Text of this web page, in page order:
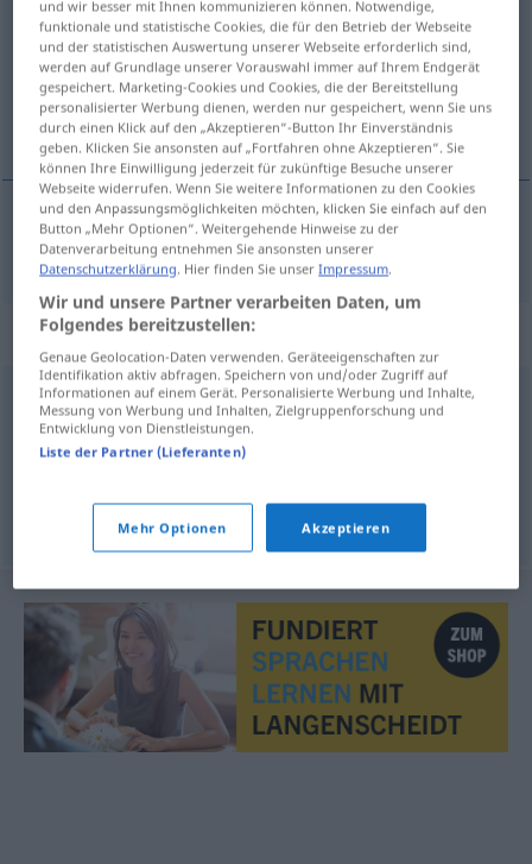
Übersicht aller Übersetzungen
(Für mehr Details die Übersetzung anklicken/antippen)
millet, ulus
millet,ulus Nation
Synonyme für "Nation"
Staat,Land
© OpenThesaurus.de
und wir besser mit Ihnen kommunizieren können. Notwendige,
funktionale und statistische Cookies, die für den Betrieb der Webseite
und der statistischen Auswertung unserer Webseite erforderlich sind,
werden auf Grundlage unserer Vorauswahl immer auf Ihrem Endgerät
gespeichert. Marketing-Cookies und Cookies, die der Bereitstellung
personalisierter Werbung dienen, werden nur gespeichert, wenn Sie uns
durch einen Klick auf den „Akzeptieren“-Button Ihr Einverständnis
geben. Klicken Sie ansonsten auf „Fortfahren ohne Akzeptieren“. Sie
können Ihre Einwilligung jederzeit für zukünftige Besuche unserer
Webseite widerrufen. Wenn Sie weitere Informationen zu den Cookies
und den Anpassungsmöglichkeiten möchten, klicken Sie einfach auf den
Button „Mehr Optionen“. Weitergehende Hinweise zu der
Datenverarbeitung entnehmen Sie ansonsten unserer
Datenschutzerklärung. Hier finden Sie unserImpressum.
Wir und unsere Partner verarbeiten Daten, um
Folgendes bereitzustellen:
Genaue Geolocation-Daten verwenden. Geräteeigenschaften zur
Identifikation aktiv abfragen. Speichern von und/oder Zugriff auf
Informationen auf einem Gerät. Personalisierte Werbung und Inhalte,
Messung von Werbung und Inhalten, Zielgruppenforschung und
Entwicklung von Dienstleistungen.
Liste der Partner (Lieferanten)
Mehr Optionen Akzeptieren